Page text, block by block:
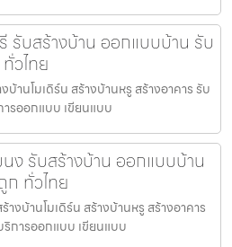
รับสร้างบ้าน ออกแบบบ้าน รับ
วไทย
บ้านโมเดิร์น สร้างบ้านหรู สร้างอาคาร รับ
รออกแบบ เขียนแบบ
นง รับสร้างบ้าน ออกแบบบ้าน
ก ทั่วไทย
างบ้านโมเดิร์น สร้างบ้านหรู สร้างอาคาร
การออกแบบ เขียนแบบ